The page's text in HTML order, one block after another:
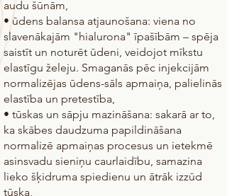
audu šūnām,
• ūdens balansa atjaunošana: viena no
slavenākajām "hialurona" īpašībām – spēja
saistīt un noturēt ūdeni, veidojot mīkstu
elastīgu želeju. Smaganās pēc injekcijām
normalizējas ūdens-sāls apmaiņa, palielinās
elastība un pretestība,
• tūskas un sāpju mazināšana: sakarā ar to,
ka skābes daudzuma papildināšana
normalizē apmaiņas procesus un ietekmē
asinsvadu sieniņu caurlaidību, samazina
lieko šķidruma spiedienu un ātrāk izzūd
tūska,